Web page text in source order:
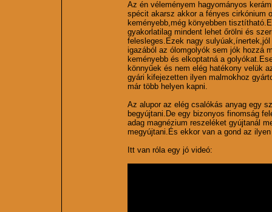
Az én véleményem hagyományos
spécit akarsz akkor a fényes cirkónium
keményebb,még könyebben
gyakorlatilag mindent lehet őrölni és
felesleges.Ezek nagy
igazából az ólomgolyók sem jók hozzá
keményebb és elkoptatná a
könnyűek és nem elég hatékony velük
gyári kifejezetten ilyen malmokhoz
már több helyen kapni.
Az alupor az elég csalókás anyag egy
begyújtani.De egy bizonyos finomság
adag magnézium reszeléket gyújtanál
megyújtani.És ekkor van a gond az
Itt van róla egy jó videó: